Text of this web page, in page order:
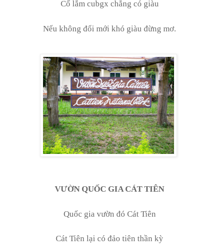
Cố lắm cubgx chẳng có giàu
Nếu không đổi mới khó giàu đừng mơ.
VƯỜN QUỐC GIA CÁT TIÊN
Quốc gia vườn đó Cát Tiên
Cát Tiên lại có đảo tiên thần kỳ